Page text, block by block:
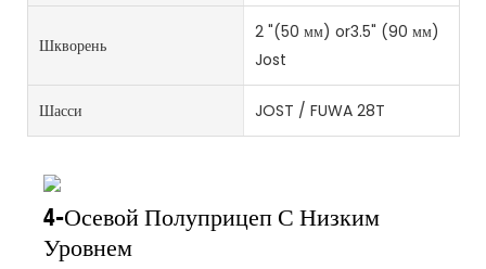
Шкворень
2 "(50 мм) or3.5" (90 мм)
Jost
Шасси JOST / FUWA 28T
4-Осевой Полуприцеп С Низким
Уровнем